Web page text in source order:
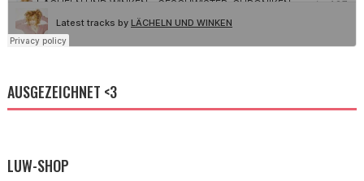
AUSGEZEICHNET <3
LUW-SHOP